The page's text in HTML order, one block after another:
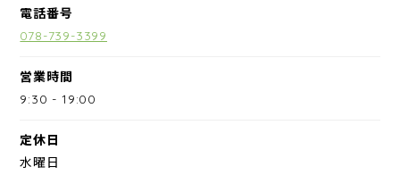
電話番号
078-739-3399
営業時間
9:30 -19:00
定休日
水曜日